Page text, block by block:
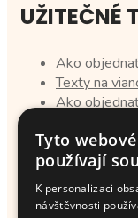
UŽITEČNÉ
Ako
Texty na
Ako
Tipy na
PRO
Tyto
používají
K personalizaci
návštěvnosti